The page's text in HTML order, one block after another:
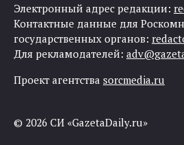
Электронный адрес редакции:
Контактные данные для
государственных органов:
Для рекламодателей:
Проект агентства sorcmedia.ru
© 2026 СИ «GazetaDaily.ru»